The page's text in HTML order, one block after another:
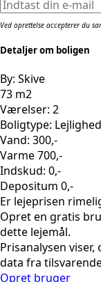
Ved oprettelse accepterer du
Detaljer om boligen
By: Skive
73 m2
Værelser: 2
Boligtype: Lejlighed
Vand: 300,-
Varme 700,-
Indskud: 0,-
Depositum 0,-
Er lejeprisen
Opret en gratis
dette lejemål.
Prisanalysen
data fra
Opret bruger